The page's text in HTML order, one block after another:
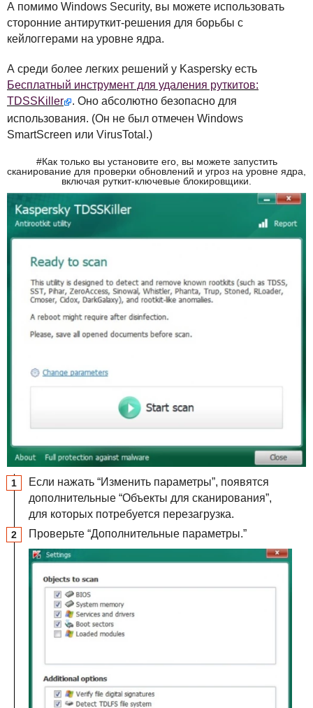
А помимо Windows Security, вы можете использовать
сторонние антируткит-решения для борьбы с
кейлоггерами на уровне ядра.
А среди более легких решений у Kaspersky есть
Бесплатный инструмент для удаления руткитов:
TDSSKiller
. Оно абсолютно безопасно для
использования. (Он не был отмечен Windows
SmartScreen или VirusTotal.)
#Как только вы установите его, вы можете запустить
сканирование для проверки обновлений и угроз на уровне ядра,
включая руткит-ключевые блокировщики.
Если нажать “Изменить параметры”, появятся
дополнительные “Объекты для сканирования”,
для которых потребуется перезагрузка.
Проверьте “Дополнительные параметры.”